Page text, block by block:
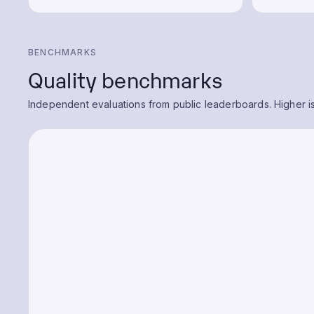
BENCHMARKS
Quality benchmarks
Independent evaluations from public leaderboards. Higher